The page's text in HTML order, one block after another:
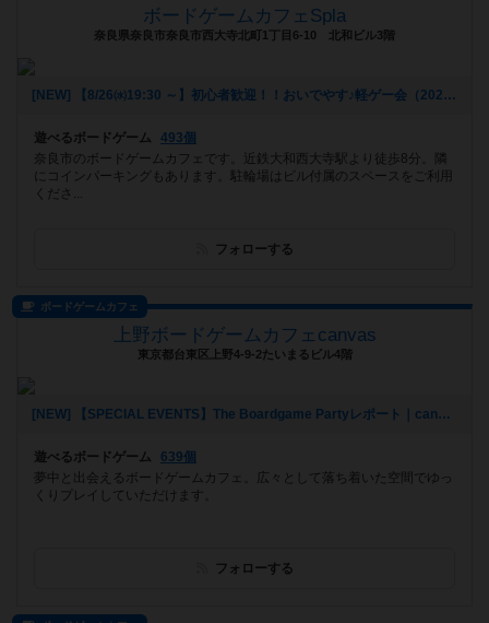
ボードゲームカフェSpla
奈良県奈良市奈良市西大寺北町1丁目6-10 北和ビル3階
[NEW] 【8/26㈬19:30 ～】初心者歓迎！！おいでやす♪軽ゲー会（2026年07月29日 19時38分）
遊べるボードゲーム
493個
奈良市のボードゲームカフェです。近鉄大和西大寺駅より徒歩8分。隣
にコインパーキングもあります。駐輪場はビル付属のスペースをご利用
くださ...
フォローする
ボードゲームカフェ
上野ボードゲームカフェcanvas
東京都台東区上野4-9-2たいまるビル4階
[NEW] 【SPECIAL EVENTS】The Boardgame Partyレポート｜canvas Girl's Day｜2026/7/24（2026年07月25日 22時12分）
遊べるボードゲーム
639個
夢中と出会えるボードゲームカフェ。広々として落ち着いた空間でゆっ
くりプレイしていただけます。
フォローする